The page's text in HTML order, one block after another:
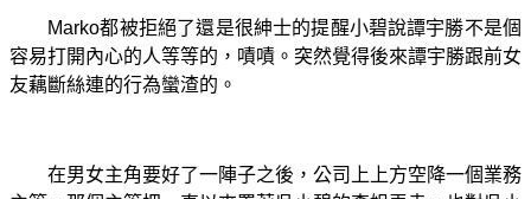
Marko都被拒絕了還是很紳士的提醒小碧說譚宇勝不是個
容易打開內心的人等等的，嘖嘖。突然覺得後來譚宇勝跟前女
友藕斷絲連的行為蠻渣的。
在男女主角要好了一陣子之後，公司上上方空降一個業務